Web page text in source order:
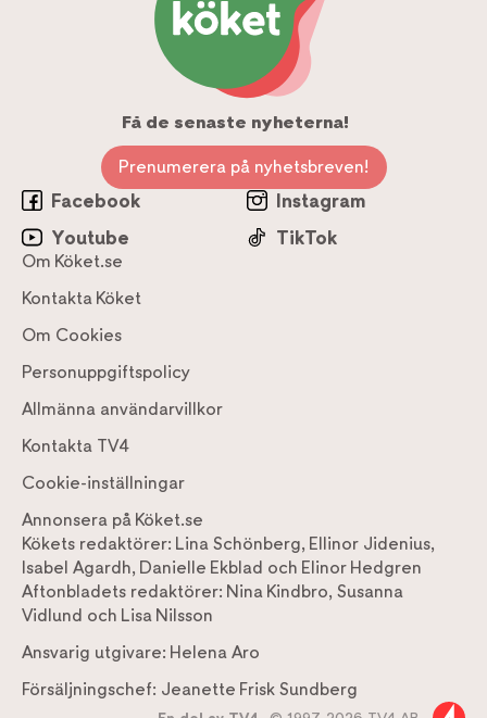
Få de senaste nyheterna!
Prenumerera på nyhetsbreven!
Facebook
Instagram
Youtube
TikTok
Om Köket.se
Kontakta Köket
Om Cookies
Personuppgiftspolicy
Allmänna användarvillkor
Kontakta TV4
Cookie-inställningar
Annonsera på Köket.se
Kökets redaktörer: Lina Schönberg, Ellinor Jidenius,
Isabel Agardh, Danielle Ekblad och Elinor Hedgren
Aftonbladets redaktörer: Nina Kindbro, Susanna
Vidlund och Lisa Nilsson
Ansvarig utgivare: Helena Aro
Försäljningschef: Jeanette Frisk Sundberg